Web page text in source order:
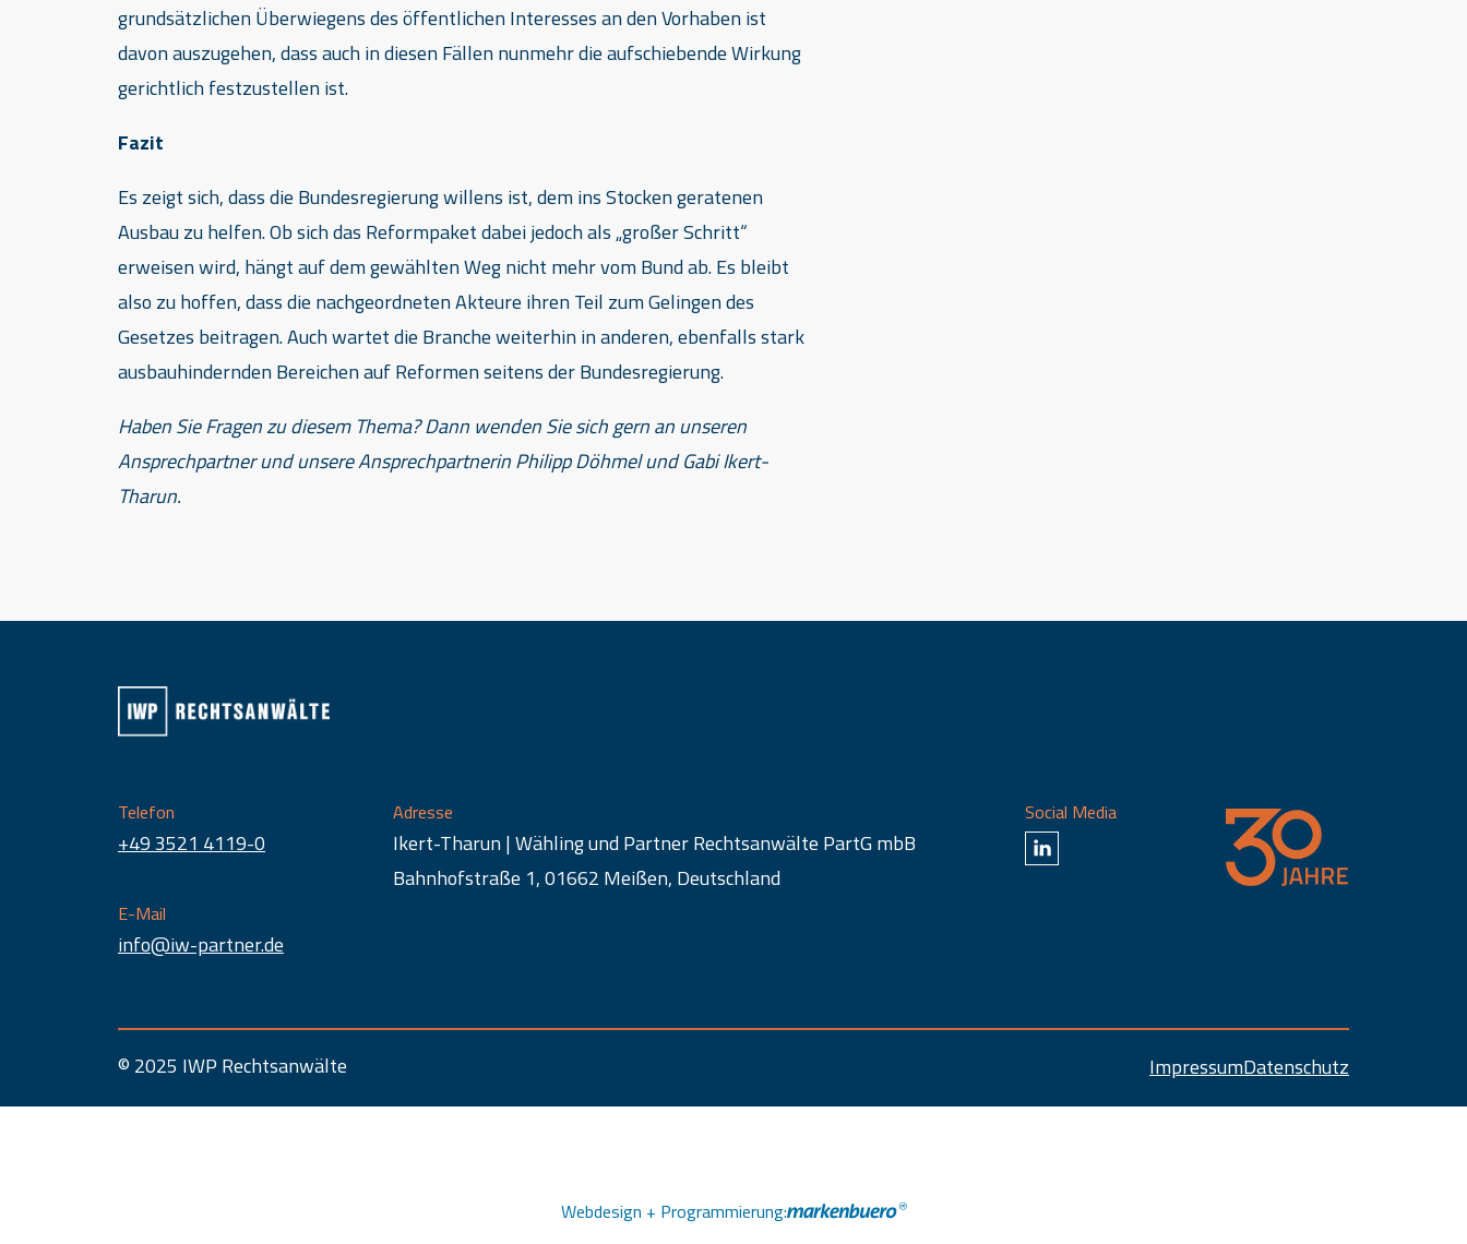
grundsätzlichen Überwiegens des öffentlichen Interesses an den Vorhaben ist
davon auszugehen, dass auch in diesen Fällen nunmehr die aufschiebende Wirkung
gerichtlich festzustellen ist.
Fazit
Es zeigt sich, dass die Bundesregierung willens ist, dem ins Stocken geratenen
Ausbau zu helfen. Ob sich das Reformpaket dabei jedoch als „großer Schritt“
erweisen wird, hängt auf dem gewählten Weg nicht mehr vom Bund ab. Es bleibt
also zu hoffen, dass die nachgeordneten Akteure ihren Teil zum Gelingen des
Gesetzes beitragen. Auch wartet die Branche weiterhin in anderen, ebenfalls stark
ausbauhindernden Bereichen auf Reformen seitens der Bundesregierung.
Haben Sie Fragen zu diesem Thema? Dann wendenSie sich gern an unseren
Ansprechpartner und unsere Ansprechpartnerin Philipp Döhmel und Gabi Ikert-
Tharun.
Telefon
+49 3521 4119-0
E-Mail
info@iw-partner.de
Adresse
Ikert-Tharun | Wähling und Partner Rechtsanwälte PartG mbB
Bahnhofstraße 1, 01662 Meißen, Deutschland
Social Media
© 2025 IWP Rechtsanwälte ImpressumDatenschutz
Webdesign + Programmierung: